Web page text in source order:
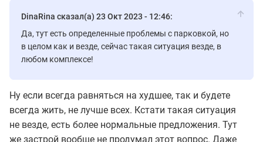
DinaRina сказал(а) 23 Окт 2023 - 12:46:
Да, тут есть определенные проблемы с парковкой, но
в целом как и везде, сейчас такая ситуация везде, в
любом комплексе!
Ну если всегда равняться на худшее, так и будете
всегда жить, не лучше всех. Кстати такая ситуация
не везде, есть более нормальные предложения. Тут
же застрой вообще не продумал этот вопрос. Даже